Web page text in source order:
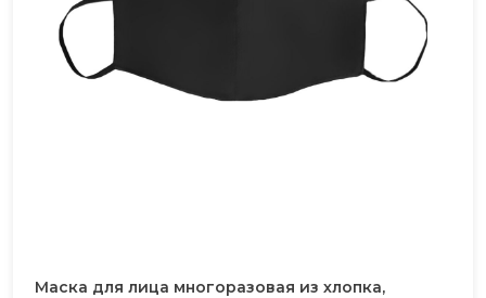
Маска для лица многоразовая из хлопка,